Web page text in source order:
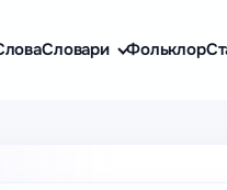
Словари Фольклор